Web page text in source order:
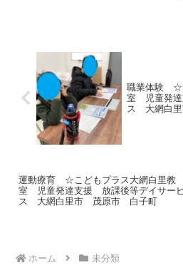
職業体験 ☆
室 児童発達
ス 大網白
運動療育 ☆こどもプラス大網白里教
室 児童発達支援 放課後等デイサー
ス 大網白里市 茂原市 白子町
ホーム 未分類